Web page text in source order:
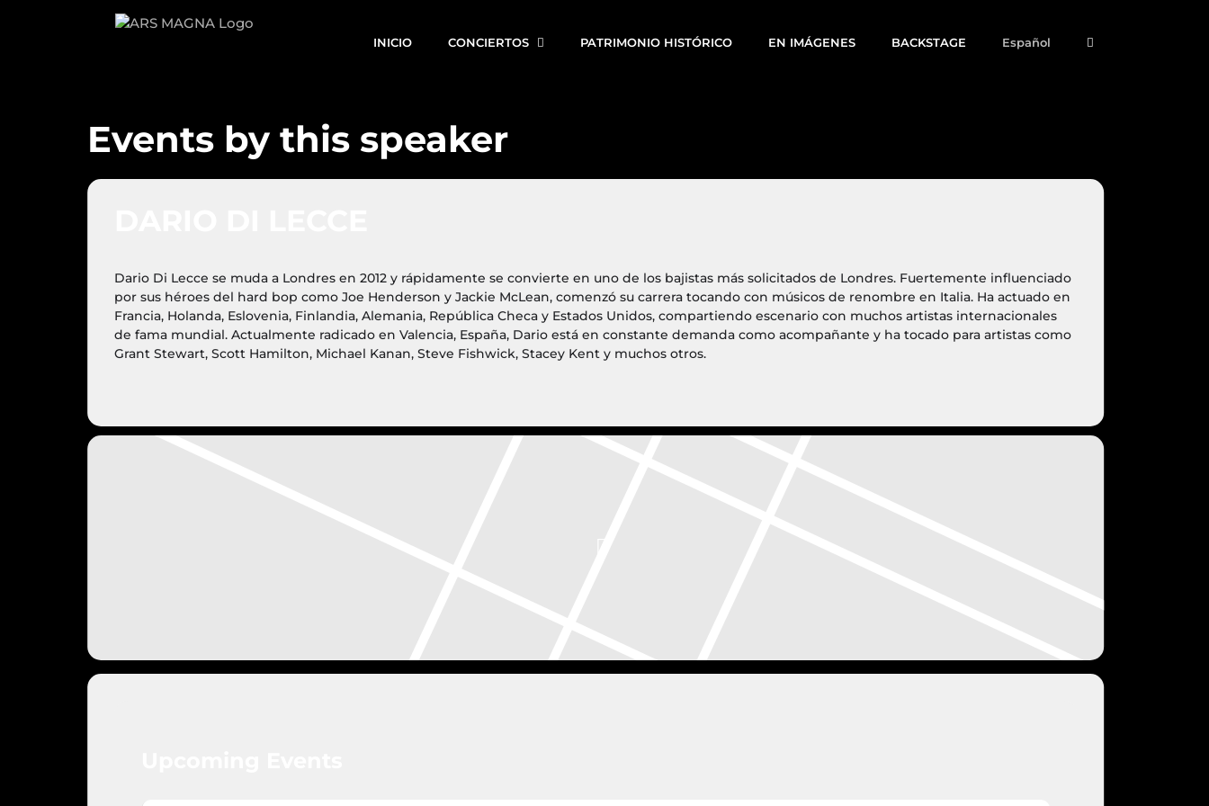
INICIO CONCIERTOS PATRIMONIO HISTÓRICO EN IMÁGENES BACKSTAGE Español
Events by this speaker
Dario Di Lecce se muda a Londres en 2012 y rápidamente se convierte en uno de los bajistas más solicitados de Londres. Fuertemente influenciado
por sus héroes del hard bop como Joe Henderson y Jackie McLean, comenzó su carrera tocando con músicos de renombre en Italia. Ha actuado en
Francia, Holanda, Eslovenia, Finlandia, Alemania, República Checa y Estados Unidos, compartiendo escenario con muchos artistas internacionales
de fama mundial. Actualmente radicado en Valencia, España, Dario está en constante demanda como acompañante y ha tocado para artistas como
Grant Stewart, Scott Hamilton, Michael Kanan, Steve Fishwick, Stacey Kent y muchos otros.